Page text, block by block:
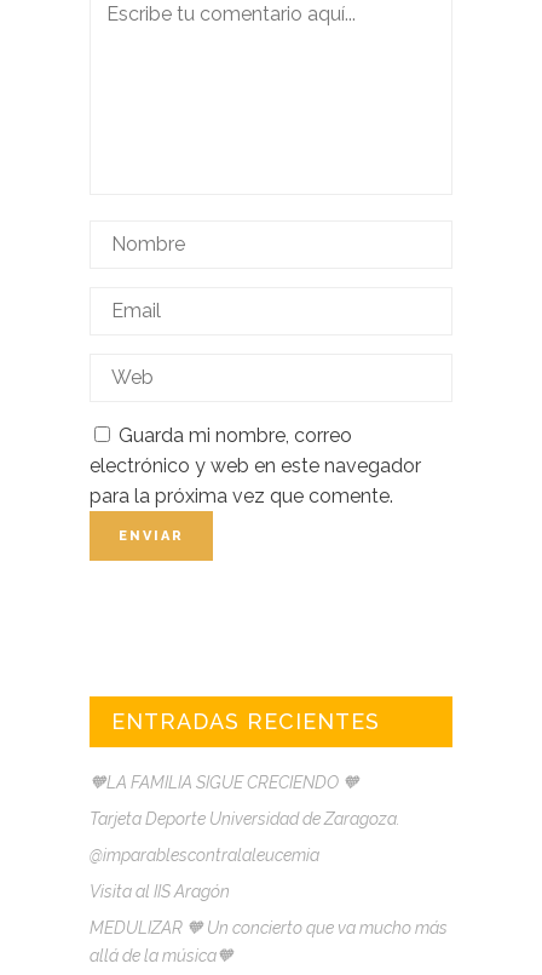
Guarda mi nombre, correo
electrónico y web en este navegador
para la próxima vez que comente.
ENTRADAS RECIENTES
🧡LA FAMILIA SIGUE CRECIENDO 🧡
Tarjeta Deporte Universidad de Zaragoza.
@imparablescontralaleucemia
Visita al IIS Aragón
MEDULIZAR 🧡 Un concierto que va mucho más
allá de la música🧡